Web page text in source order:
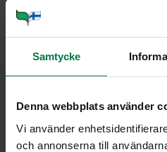
Samtycke
Denna webbplats använder
Vi använder
och annonserna till
Ai­na saa­ta­vil­la kas­vik­
set so